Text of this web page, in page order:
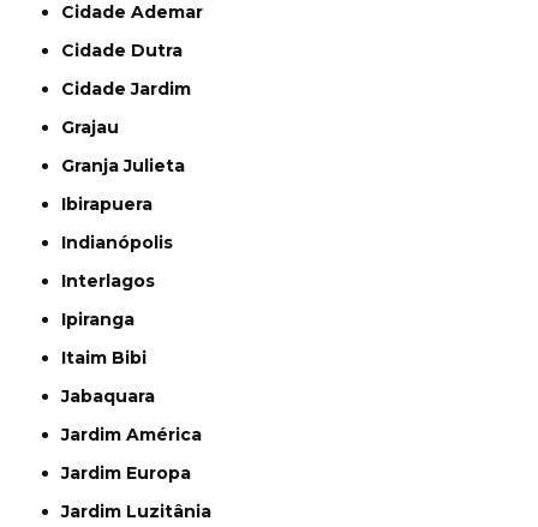
Cidade Ademar
Cidade Dutra
Cidade Jardim
Grajau
Granja Julieta
Ibirapuera
Indianópolis
Interlagos
Ipiranga
Itaim Bibi
Jabaquara
Jardim América
Jardim Europa
Jardim Luzitânia